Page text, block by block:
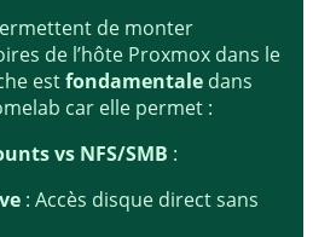
de monter
de l’hôte Proxmox dans le
estfondamentale dans
car elle permet :
vs NFS/SMB :
: Accès disque direct sans